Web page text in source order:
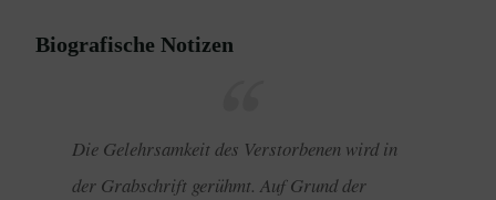
Biografische Notizen
Die Gelehrsamkeit des Verstorbenen wird in
der Grabschrift gerühmt. Auf Grund der